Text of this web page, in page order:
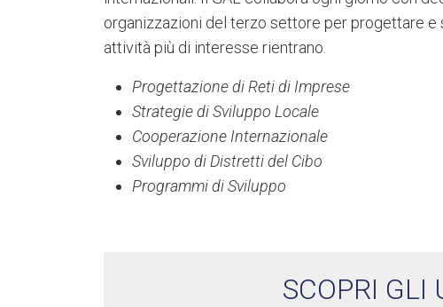
organizzazioni del terzo settore per progettare
attività più di interesse rientrano.
Progettazione di Reti di Imprese
Strategie di Sviluppo Locale
Cooperazione Internazionale
Sviluppo di Distretti del Cibo
Programmi di Sviluppo
SCOPRI GLI